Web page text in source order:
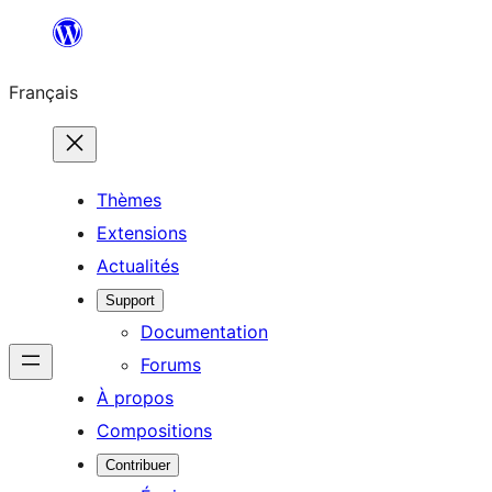
contenu
Français
Thèmes
Extensions
Actualités
Support
Documentation
Forums
À propos
Compositions
Contribuer